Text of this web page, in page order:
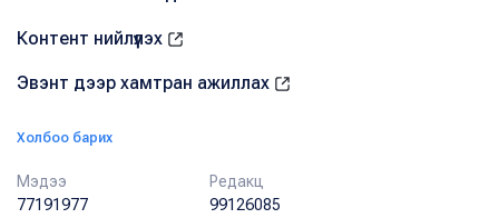
Контент нийлүүлэх
Эвэнт дээр хамтран ажиллах
Холбоо барих
Мэдээ
77191977
Редакц
99126085